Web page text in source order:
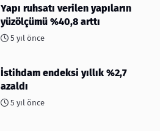
Yapı ruhsatı verilen yapıların
yüzölçümü %40,8 arttı
5 yıl önce
İstihdam endeksi yıllık %2,7
azaldı
5 yıl önce